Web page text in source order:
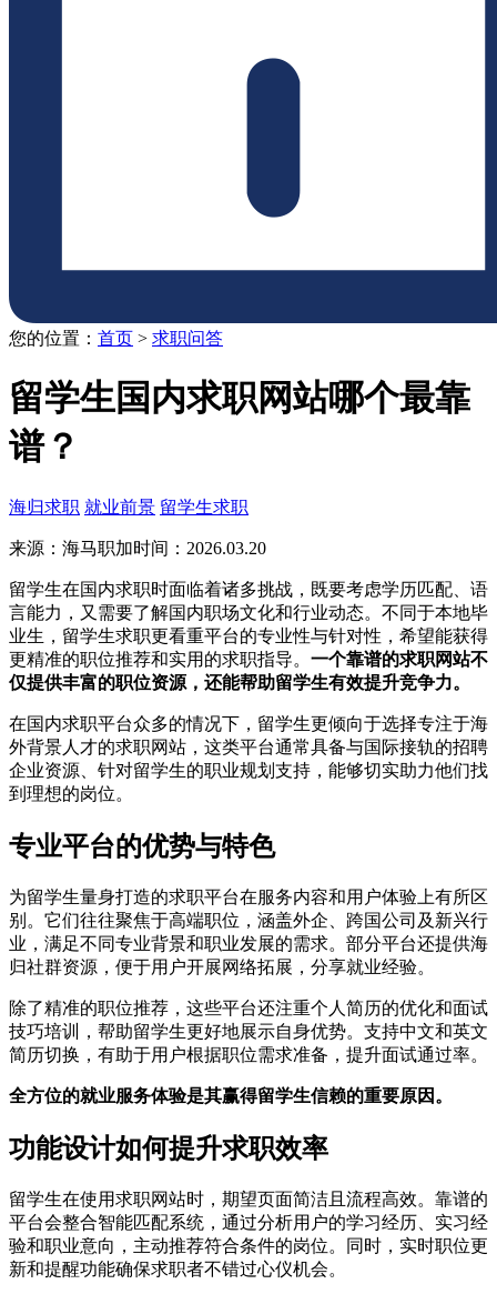
您的位置： 首页 > 求职问答
留学生国内求职网站哪个最靠
谱？
海归求职 就业前景 留学生求职
来源：海马职加时间：2026.03.20
留学生在国内求职时面临着诸多挑战，既要考虑学历匹配、语
言能力，又需要了解国内职场文化和行业动态。不同于本地毕
业生，留学生求职更看重平台的专业性与针对性，希望能获得
更精准的职位推荐和实用的求职指导。 一个靠谱的求职网站不
仅提供丰富的职位资源，还能帮助留学生有效提升竞争力。
在国内求职平台众多的情况下，留学生更倾向于选择专注于海
外背景人才的求职网站，这类平台通常具备与国际接轨的招聘
企业资源、针对留学生的职业规划支持，能够切实助力他们找
到理想的岗位。
专业平台的优势与特色
为留学生量身打造的求职平台在服务内容和用户体验上有所区
别。它们往往聚焦于高端职位，涵盖外企、跨国公司及新兴行
业，满足不同专业背景和职业发展的需求。部分平台还提供海
归社群资源，便于用户开展网络拓展，分享就业经验。
除了精准的职位推荐，这些平台还注重个人简历的优化和面试
技巧培训，帮助留学生更好地展示自身优势。支持中文和英文
简历切换，有助于用户根据职位需求准备，提升面试通过率。
全方位的就业服务体验是其赢得留学生信赖的重要原因。
功能设计如何提升求职效率
留学生在使用求职网站时，期望页面简洁且流程高效。靠谱的
平台会整合智能匹配系统，通过分析用户的学习经历、实习经
验和职业意向，主动推荐符合条件的岗位。同时，实时职位更
新和提醒功能确保求职者不错过心仪机会。